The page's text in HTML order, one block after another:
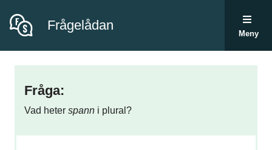
Frågelådan
Meny
Fråga:
Vad heter spanni plural?